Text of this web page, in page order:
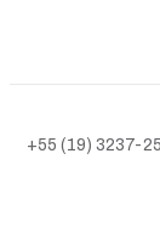
+55 (19) 3237-